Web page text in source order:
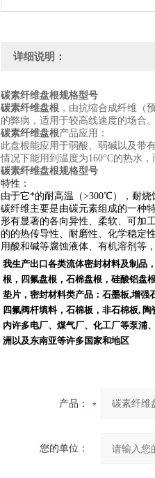
详细说明：
碳素纤维盘根规格型号
碳素纤维盘根 ，由抗缩合成纤维（
的弊病，适用于较高线速度的场合
碳素纤维盘根产品应用：
此盘根能应用于弱酸、弱碱以及带
情况下能用到温度为160°C的热水
碳素纤维盘根规格型号
特性：
由于它*的耐高温（>300℃），耐烧
碳纤维主要是由碳元素组成的一种
形有显著的各向异性、柔软、可加
的的热传导性、耐磨性、化学稳定
用酸和碱等腐蚀液体、有机溶剂等
我生产出口各类流体密封材料及制品
根，四氟盘根，石棉盘根，硅酸铝盘
垫片，密封材料类产品：石墨板,增强
四氟阀杆填料，石棉板，非石棉板, 陶
内许多电厂、煤气厂、化工厂等泵浦
洲以及东南亚等许多国家和地区
产品：
您的单位：